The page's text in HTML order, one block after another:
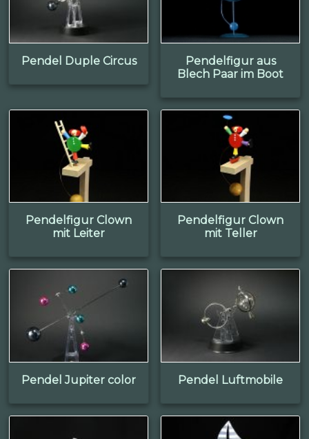
Pendel Duple Circus
Pendelfigur aus
Blech Paar im Boot
Pendelfigur Clown
mit Leiter
Pendelfigur Clown
mit Teller
Pendel Jupiter color Pendel Luftmobile